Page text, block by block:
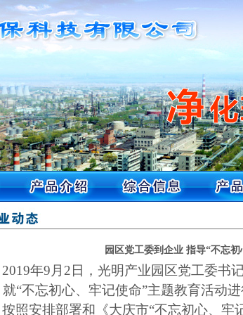
园区党工委到企业 指导“不忘
2019年9 月 2 日，光明产业园区党工委书
“不忘初心、牢记使命”主题教育活动进
按照安排部署和《大庆市“不忘初心、牢